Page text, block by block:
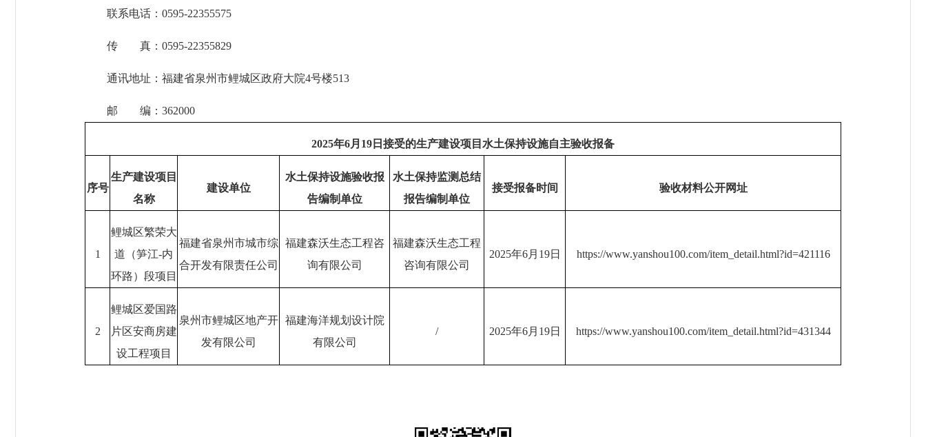
联系电话：0595-22355575
传 真：0595-22355829
通讯地址：福建省泉州市鲤城区政府大院4号楼513
邮 编：362000
2025年6月19日接受的生产建设项目水土保持设施自主验收报备
序号
生产建设项目
名称
建设单位
水土保持设施验收报
告编制单位
水土保持监测总结
报告编制单位
接受报备时间 验收材料公开网址
1
鲤城区繁荣大
道（笋江-内
环路）段项目
福建省泉州市城市综
合开发有限责任公司
福建森沃生态工程咨
询有限公司
福建森沃生态工程
咨询有限公司
2025年6月19日 https://www.yanshou100.com/item_detail.html?id=421116
2
鲤城区爱国路
片区安商房建
设工程项目
泉州市鲤城区地产开
发有限公司
福建海洋规划设计院
有限公司
/ 2025年6月19日 https://www.yanshou100.com/item_detail.html?id=431344